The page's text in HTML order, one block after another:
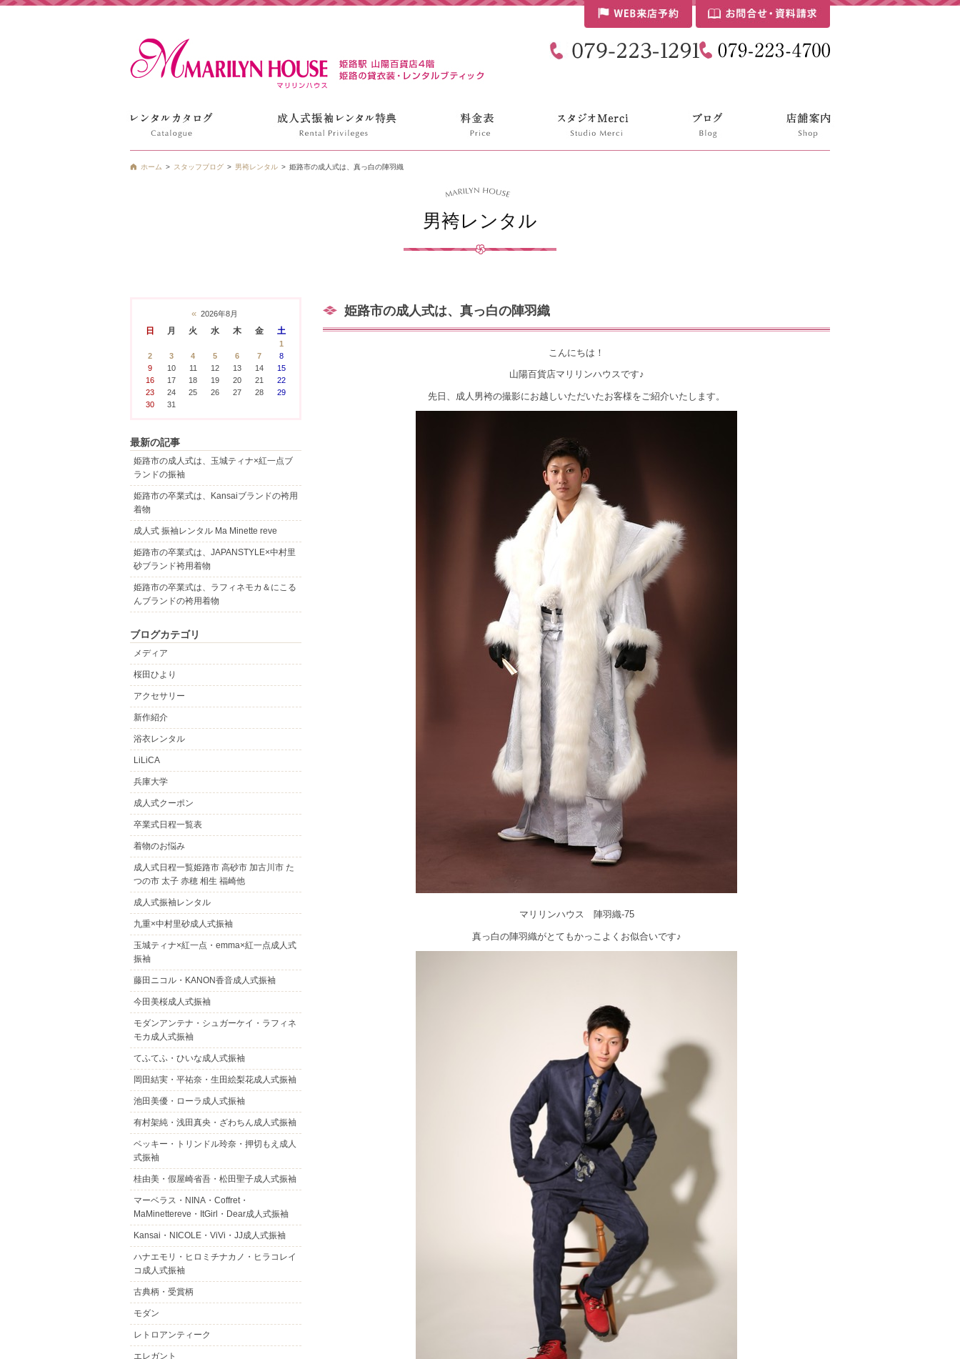
ホーム スタッフブログ 男袴レンタル 姫路市の成人式は、真っ白の陣羽織
男袴レンタル
姫路市の成人式は、真っ白の陣羽織
こんにちは！
山陽百貨店マリリンハウスです♪
先日、成人男袴の撮影にお越しいただいたお客様をご紹介いたします。
マリリンハウス 陣羽織-75
真っ白の陣羽織がとてもかっこよくお似合いです♪
« 2026年8月
日 月 火 水 木 金 土
1
2
3 4 5 6 7
8
9
10 11 12 13 14
15
16
17 18 19 20 21
22
23
24 25 26 27 28
29
30
31
最新の記事
姫路市の成人式は、玉城ティナ×紅一点ブ
ランドの振袖
姫路市の卒業式は、Kansaiブランドの袴用
着物
成人式 振袖レンタル Ma Minette reve
姫路市の卒業式は、JAPANSTYLE×中村里
砂ブランド袴用着物
姫路市の卒業式は、ラフィネモカ＆にこる
んブランドの袴用着物
ブログカテゴリ
メディア
桜田ひより
アクセサリー
新作紹介
浴衣レンタル
LiLiCA
兵庫大学
成人式クーポン
卒業式日程一覧表
着物のお悩み
成人式日程一覧姫路市 高砂市 加古川市 た
つの市 太子 赤穂 相生 福崎他
成人式振袖レンタル
九重×中村里砂成人式振袖
玉城ティナ×紅一点・emma×紅一点成人式
振袖
藤田ニコル・KANON香音成人式振袖
今田美桜成人式振袖
モダンアンテナ・シュガーケイ・ラフィネ
モカ成人式振袖
てふてふ・ひいな成人式振袖
岡田結実・平祐奈・生田絵梨花成人式振袖
池田美優・ローラ成人式振袖
有村架純・浅田真央・ざわちん成人式振袖
ベッキー・トリンドル玲奈・押切もえ成人
式振袖
桂由美・假屋崎省吾・松田聖子成人式振袖
マーベラス・NINA・Coffret・
MaMinettereve・ItGirl・Dear成人式振袖
Kansai・NICOLE・ViVi・JJ成人式振袖
ハナエモリ・ヒロミチナカノ・ヒラコレイ
コ成人式振袖
古典柄・受賞柄
モダン
レトロアンティーク
エレガント